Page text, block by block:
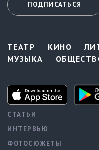
ПОДПИСАТЬСЯ
ТЕАТР КИНО
МУЗЫКА
СТАТЬИ
ИНТЕРВЬЮ
ФОТОСЮЖЕТЫ